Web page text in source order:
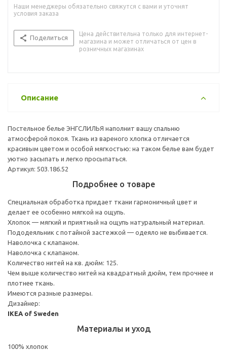
Наши менеджеры обязательно свяжутся с вами и уточнят
условия заказа
Поделиться
Цена действительна только для интернет-
магазина и может отличаться от цен в
розничных магазинах
Описание
Постельное белье ЭНГСЛИЛЬЯ наполнит вашу спальню
атмосферой покоя. Ткань из вареного хлопка отличается
красивым цветом и особой мягкостью: на таком белье вам будет
уютно засыпать и легко просыпаться.
Артикул: 503.186.52
Подробнее о товаре
Специальная обработка придает ткани гармоничный цвет и
делает ее особенно мягкой на ощупь.
Хлопок — мягкий и приятный на ощупь натуральный материал.
Пододеяльник с потайной застежкой — одеяло не выбивается.
Наволочка с клапаном.
Наволочка с клапаном.
Количество нитей на кв. дюйм: 125.
Чем выше количество нитей на квадратный дюйм, тем прочнее и
плотнее ткань.
Имеются разные размеры.
Дизайнер:
IKEA of Sweden
Материалы и уход
100% хлопок